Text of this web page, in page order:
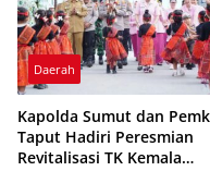
Daerah
Kapolda Sumut dan
Taput Hadiri Peresmian
Revitalisasi TK Kemala